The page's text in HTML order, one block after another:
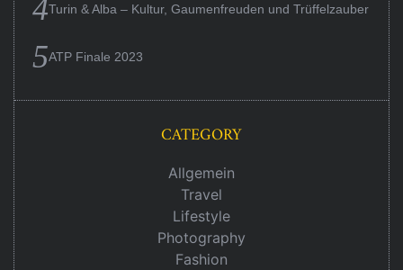
Turin & Alba – Kultur, Gaumenfreuden und Trüffelzauber
ATP Finale 2023
CATEGORY
Allgemein
Travel
Lifestyle
Photography
Fashion